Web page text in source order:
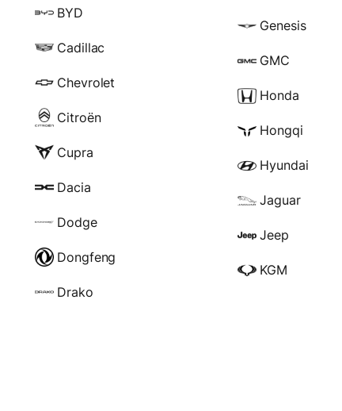
BYD
Cadillac
Chevrolet
Citroën
Cupra
Dacia
Dodge
Dongfeng
Drako
Genesis
GMC
Honda
Hongqi
Hyundai
Jaguar
Jeep
KGM